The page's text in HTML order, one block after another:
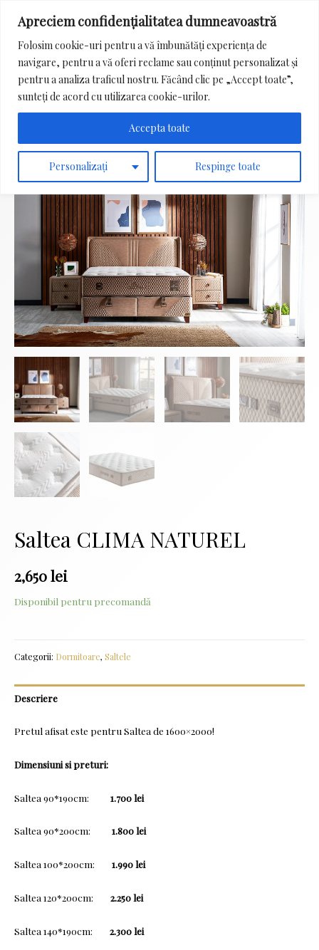
Apreciem confidențialitatea dumneavoastră
Folosim cookie-uri pentru a vă îmbunătăți experiența de
navigare, pentru a vă oferi reclame sau conținut personalizat și
pentru a analiza traficul nostru. Făcând clic pe „Accept toate”,
sunteți de acord cu utilizarea cookie-urilor.
Personalizați Respinge toate
Accepta toate
Menu
Search
for:
Saltea CLIMA NATUREL
2,650lei
Disponibil pentru precomandă
Categorii: Dormitoare, Saltele
Descriere
Pretul afisat este pentru Saltea de 1600×2000!
Dimensiuni si preturi:
Saltea 90*190cm: 1.700 lei
Saltea 90*200cm: 1.800 lei
Saltea 100*200cm: 1.990 lei
Saltea 120*200cm: 2.250 lei
Saltea 140*190cm: 2.300 lei